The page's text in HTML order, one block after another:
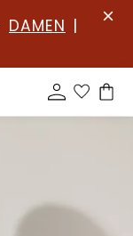
DAMEN |